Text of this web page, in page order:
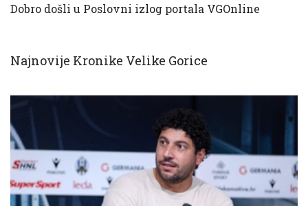
Dobro došli u Poslovni izlog portala VGOnline
Najnovije Kronike Velike Gorice